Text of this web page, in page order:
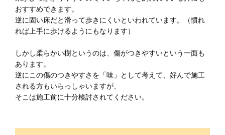
おすすめできます。
逆に固い床だと滑って歩きにくいといわれています。（慣れ
れば上手に歩けるようにもなります）
しかし柔らかい樹というのは、傷がつきやすいという一面も
あります。
逆にこの傷のつきやすさを「味」として考えて、好んで施工
される方もいらっしゃいますが、
そこは施工前に十分検討されてください。